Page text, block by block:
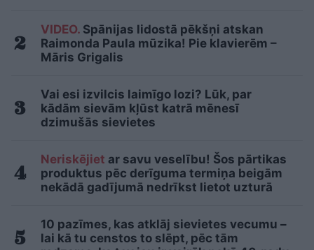
VIDEO. Spānijas lidostā pēkšņi atskan
Raimonda Paula mūzika! Pie klavierēm –
Māris Grigalis
Vai esi izvilcis laimīgo lozi? Lūk, par
kādām sievām kļūst katrā mēnesī
dzimušās sievietes
Neriskējiet ar savu veselību! Šos pārtikas
produktus pēc derīguma termiņa beigām
nekādā gadījumā nedrīkst lietot uzturā
10 pazīmes, kas atklāj sievietes vecumu –
lai kā tu censtos to slēpt, pēc tām